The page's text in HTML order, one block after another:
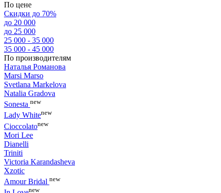
По цене
Скидки до 70%
до 20 000
до 25 000
25 000 - 35 000
35 000 - 45 000
По производителям
Наталья Романова
Marsi Marsо
Svetlana Markelova
Natalia Gradova
Sonesta new
Lady Whitenew
Cioccolatonew
Mori Lee
Dianelli
Triniti
Victoria Karandasheva
Xzotic
Amour Bridal new
new